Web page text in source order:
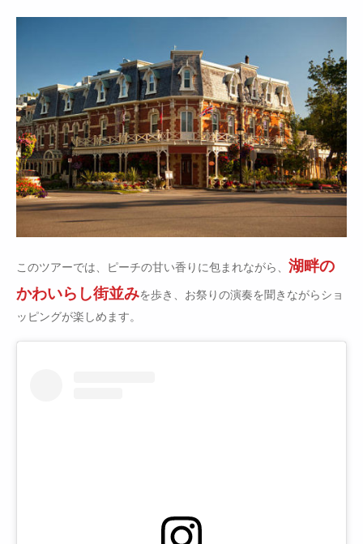
このツアーでは、ピーチの甘い香りに包まれながら、 湖畔の
かわいらし街並みを歩き、お祭りの演奏を聞きながらショ
ッピングが楽しめます。